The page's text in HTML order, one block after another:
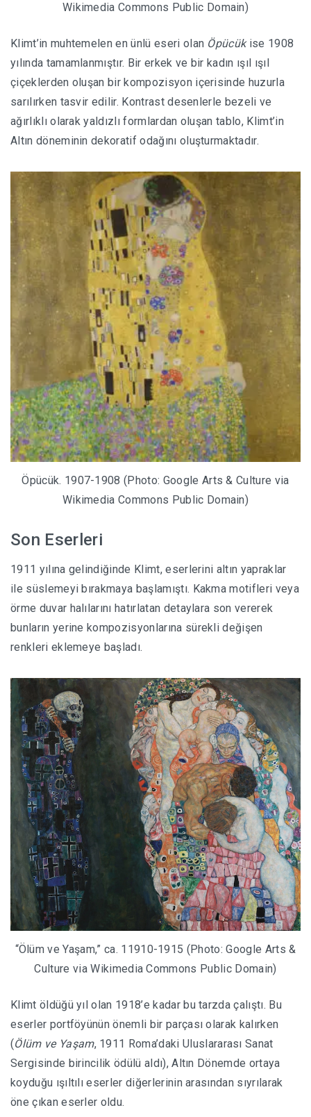
Wikimedia Commons Public Domain)
Klimt’in muhtemelen en ünlü eseri olan Öpücükise 1908
yılında tamamlanmıştır. Bir erkek ve bir kadın ışıl ışıl
çiçeklerden oluşan bir kompozisyon içerisinde huzurla
sarılırken tasvir edilir. Kontrast desenlerle bezeli ve
ağırlıklı olarak yaldızlı formlardan oluşan tablo, Klimt’in
Altın döneminin dekoratif odağını oluşturmaktadır.
Öpücük. 1907-1908 (Photo: Google Arts & Culture via
Wikimedia Commons Public Domain)
Son Eserleri
1911 yılına gelindiğinde Klimt, eserlerini altın yapraklar
ile süslemeyi bırakmaya başlamıştı. Kakma motifleri veya
örme duvar halılarını hatırlatan detaylara son vererek
bunların yerine kompozisyonlarına sürekli değişen
renkleri eklemeye başladı.
“Ölüm ve Yaşam,” ca. 11910-1915 (Photo: Google Arts &
Culture via Wikimedia Commons Public Domain)
Klimt öldüğü yıl olan 1918’e kadar bu tarzda çalıştı. Bu
eserler portföyünün önemli bir parçası olarak kalırken
(Ölüm ve Yaşam, 1911 Roma’daki Uluslararası Sanat
Sergisinde birincilik ödülü aldı), Altın Dönemde ortaya
koyduğu ışıltılı eserler diğerlerinin arasından sıyrılarak
öne çıkan eserler oldu.